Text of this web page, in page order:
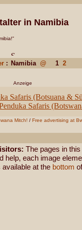
in Namibia
: Namibia @ 1 2
Anzeige
Mitch! / Free advertising at
The pages in
help, each image
at the bottom